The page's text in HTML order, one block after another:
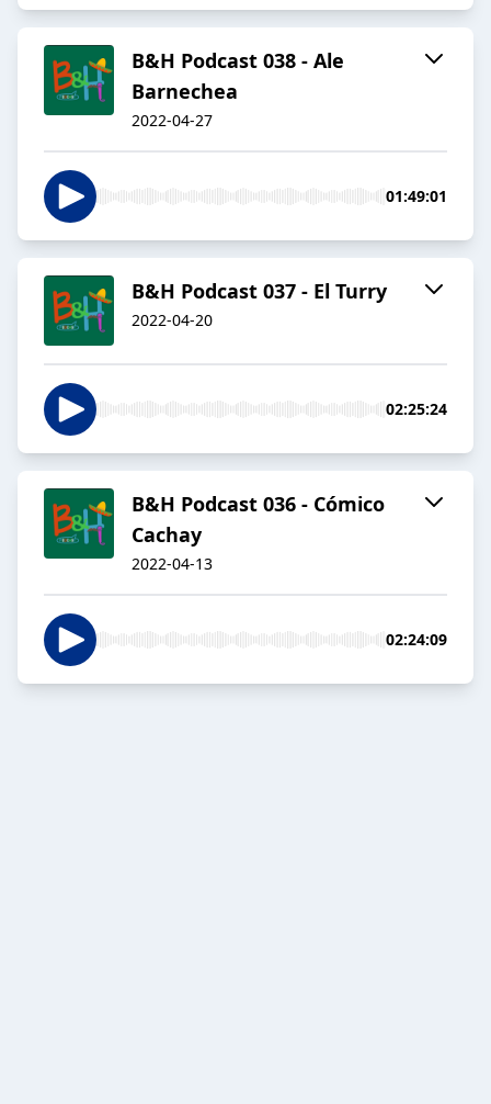
B&H Podcast 038 - Ale
Barnechea
2022-04-27
01:49:01
B&H Podcast 037 - El Turry
2022-04-20
02:25:24
B&H Podcast 036 - Cómico
Cachay
2022-04-13
02:24:09